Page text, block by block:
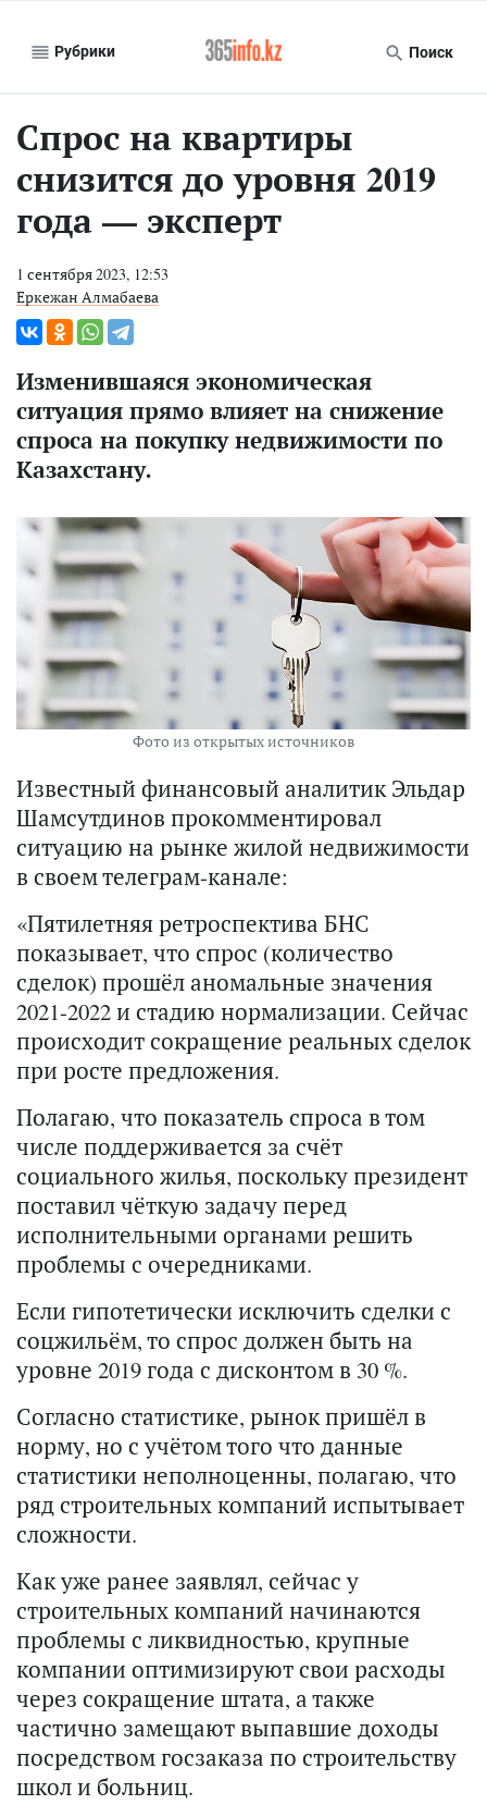
Рубрики Поиск
Спрос на квартиры
снизится до уровня 2019
года — эксперт
1 сентября 2023, 12:53
Еркежан Алмабаева
Изменившаяся экономическая
ситуация прямо влияет на снижение
спроса на покупку недвижимости по
Казахстану.
Фото из открытых источников
Известный финансовый аналитик Эльдар
Шамсутдинов прокомментировал
ситуацию на рынке жилой недвижимости
в своем телеграм-канале:
«Пятилетняя ретроспектива БНС
показывает, что спрос (количество
сделок) прошёл аномальные значения
2021-2022 и стадию нормализации. Сейчас
происходит сокращение реальных сделок
при росте предложения.
Полагаю, что показатель спроса в том
числе поддерживается за счёт
социального жилья, поскольку президент
поставил чёткую задачу перед
исполнительными органами решить
проблемы с очередниками.
Если гипотетически исключить сделки с
соцжильём, то спрос должен быть на
уровне 2019 года с дисконтом в 30 %.
Согласно статистике, рынок пришёл в
норму, но с учётом того что данные
статистики неполноценны, полагаю, что
ряд строительных компаний испытывает
сложности.
Как уже ранее заявлял, сейчас у
строительных компаний начинаются
проблемы с ликвидностью, крупные
компании оптимизируют свои расходы
через сокращение штата, а также
частично замещают выпавшие доходы
посредством госзаказа по строительству
школ и больниц.